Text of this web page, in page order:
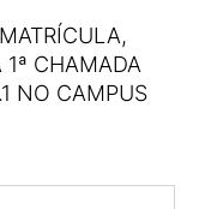
1ª CHAMADA
NO CAMPUS